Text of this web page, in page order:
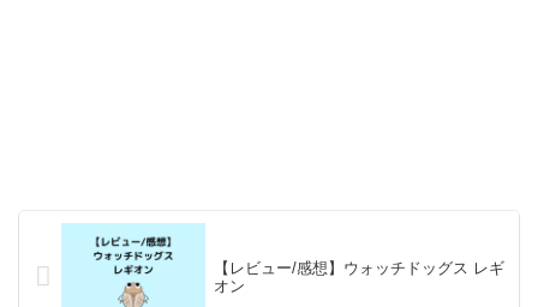
【レビュー/感想】ウォッチドッグス レギ
オン